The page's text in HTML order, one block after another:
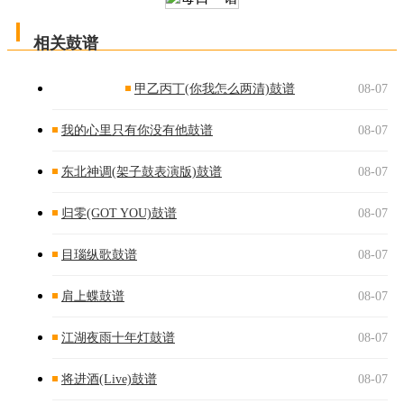
相关鼓谱
甲乙丙丁(你我怎么两清)鼓谱 08-07
我的心里只有你没有他鼓谱 08-07
东北神调(架子鼓表演版)鼓谱 08-07
归零(GOT YOU)鼓谱 08-07
目瑙纵歌鼓谱 08-07
肩上蝶鼓谱 08-07
江湖夜雨十年灯鼓谱 08-07
将进酒(Live)鼓谱 08-07